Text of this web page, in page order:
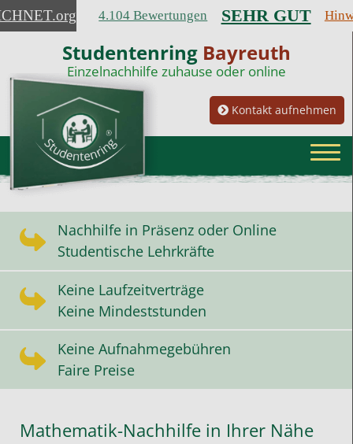
.org 4.104 Bewertungen SEHR GUT
Studentenring Bayreuth
Einzelnachhilfe zuhause oder online
Kontakt aufnehmen
Nachhilfe in Präsenz oder Online
Studentische Lehrkräfte
Keine Laufzeitverträge
Keine Mindeststunden
Keine Aufnahmegebühren
Faire Preise
Mathematik-Nachhilfe in Ihrer Nähe